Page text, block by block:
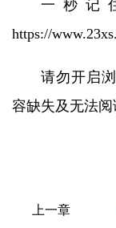
一秒记
https://
请勿开启
容缺失及无法阅
上一章